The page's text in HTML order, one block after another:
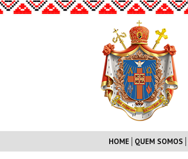
HOME QUEM SOMOS